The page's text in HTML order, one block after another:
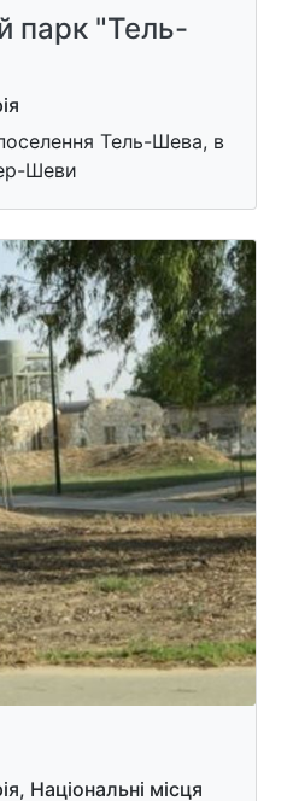
парк "Тель-
Тель-Шева, в
Шеви
Національні місця